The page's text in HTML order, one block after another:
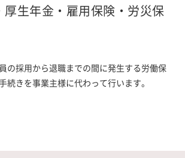
厚生年金・雇用保険・労災保
の採用から退職までの間に発生する労働保
続きを事業主様に代わって行います。